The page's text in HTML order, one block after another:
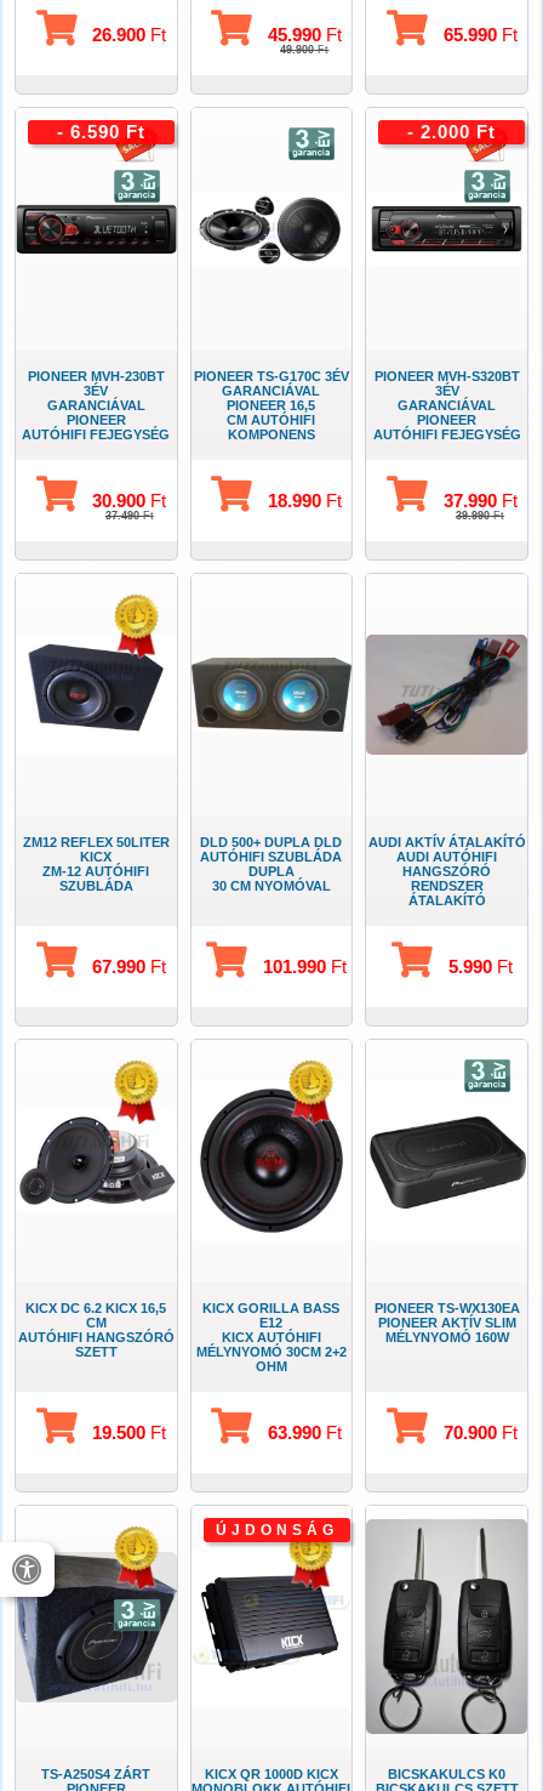
26.900 Ft 45.990Ft
49.900Ft
65.990Ft
PIONEER MVH-230BT
3ÉV
GARANCIÁVAL
PIONEER
AUTÓHIFI FEJEGYSÉG
30.900 Ft
37.490Ft
- 6.590 Ft
PIONEER TS-G170C 3ÉV
GARANCIÁVAL
PIONEER 16,5
CM AUTÓHIFI
KOMPONENS
18.990Ft
PIONEER MVH-S320BT
3ÉV
GARANCIÁVAL
PIONEER
AUTÓHIFI FEJEGYSÉG
37.990Ft
39.990Ft
- 2.000 Ft
ZM12 REFLEX 50LITER
KICX
ZM-12 AUTÓHIFI
SZUBLÁDA
67.990 Ft
DLD 500+ DUPLA DLD
AUTÓHIFI SZUBLÁDA
DUPLA
30 CM NYOMÓVAL
101.990Ft
AUDI AKTÍV ÁTALAKÍTÓ
AUDI AUTÓHIFI
HANGSZÓRÓ
RENDSZER
ÁTALAKÍTÓ
5.990Ft
KICX DC 6.2 KICX 16,5
CM
AUTÓHIFI HANGSZÓRÓ
SZETT
19.500 Ft
KICX GORILLA BASS
E12
KICX AUTÓHIFI
MÉLYNYOMÓ 30CM 2+2
OHM
63.990Ft
PIONEER TS-WX130EA
PIONEER AKTÍV SLIM
MÉLYNYOMÓ 160W
70.900Ft
TS-A250S4 ZÁRT
KICX QR 1000D KICX
ÚJDONSÁG
BICSKAKULCS K0